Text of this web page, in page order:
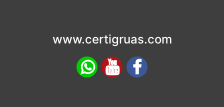
www.certigruas.com